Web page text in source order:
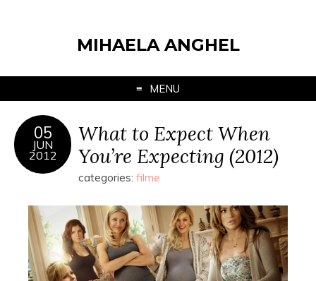
MIHAELA ANGHEL
MENU
05
JUN
2012
What to Expect When
You’re Expecting (2012)
categories: filme